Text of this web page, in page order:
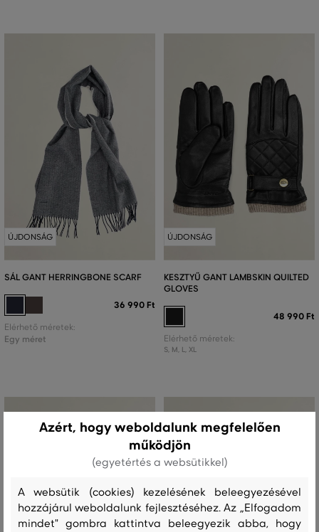
ÚJDONSÁG
SÁL GANT HERRINGBONE SCARF
36 990 Ft
Elérhető méretek:
Egy méret
ÚJDONSÁG
KESZTYŰ GANT LAMBSKIN QUILTED
GLOVES
48 990 Ft
Elérhető méretek:
S, M, L, XL
Azért, hogy weboldalunk megfelelően
működjön
(egyetértés a websütikkel)
A websütik (cookies) kezelésének beleegyezésével
hozzájárul weboldalunk fejlesztéséhez. Az „Elfogadom
mindet" gombra kattintva beleegyezik abba, hogy